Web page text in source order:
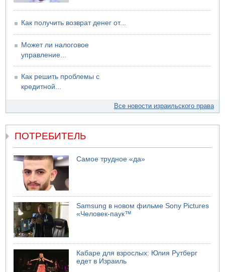
Как получить возврат денег от...
Может ли налоговое
управление...
Как решить проблемы с
кредитной...
Все новости израильского права
ПОТРЕБИТЕЛЬ
Самое трудное «да»
Samsung в новом фильме Sony Pictures
«Человек-паук™
Кабаре для взрослых: Юлия Рутберг
едет в Израиль